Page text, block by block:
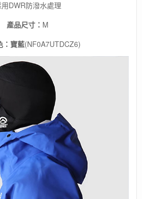
DWR防潑水處理
產品尺寸： M
：寶藍(NF0A7UTDCZ6)